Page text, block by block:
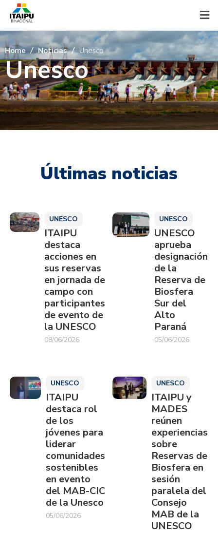
Home Noticias Unesco
Unesco
Últimas noticias
UNESCO
ITAIPU
destaca
acciones en
sus reservas
en jornada de
campo con
participantes
de evento de
la UNESCO
08/06/2026
UNESCO
UNESCO
aprueba
designación
de la
Reserva de
Biosfera
Sur del
Alto
Paraná
05/06/2026
UNESCO
ITAIPU
destaca rol
de los
jóvenes para
liderar
comunidades
sostenibles
en evento
del MAB-CIC
de la Unesco
05/06/2026
UNESCO
ITAIPU y
MADES
reúnen
experiencias
sobre
Reservas de
Biosfera en
sesión
paralela del
Consejo
MAB de la
UNESCO